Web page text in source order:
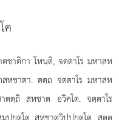
ค
ชาติกา โหนฺติ, จตฺตาโร มหาสห
หชาตา. ตตฺถ จตฺตาโร มหาสห
ตฺถิ สหชาต อวิคโต. จตฺตาโร